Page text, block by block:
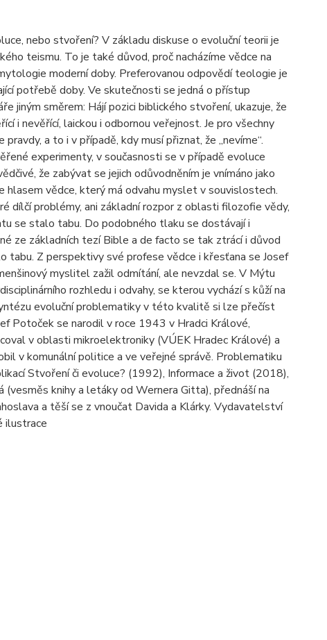
nebo stvoření? V základu diskuse o evoluční teorii je
teismu. To je také důvod, proč nacházíme vědce na
moderní doby. Preferovanou odpovědí teologie je
potřebě doby. Ve skutečnosti se jedná o přístup
jiným směrem: Hájí pozici biblického stvoření, ukazuje, že
i nevěřící, laickou i odbornou veřejnost. Je pro všechny
a to i v případě, kdy musí přiznat, že „nevíme“.
expe­rimenty, v současnosti se v případě evoluce
že zabývat se jejich odů­vodněním je vnímáno jako
hlasem vědce, který má odvahu myslet v souvislostech.
dílčí problémy, ani základní rozpor z oblasti filozofie vědy,
se stalo tabu. Do podobného tlaku se dostávají i
ze základních tezí Bible a de facto se tak ztrácí i důvod
tabu. Z perspektivy své profese vědce i křesťana se Josef
myslitel zažil odmítání, ale nevzdal se. V Mýtu
rozhledu i odvahy, se kterou vychází s kůží na
evoluční problematiky v této kvalitě si lze přečíst
Potoček se narodil v roce 1943 v Hradci Králové,
v oblasti mikroelektroniky (VÚEK Hradec Králové) a
v komunální politice a ve veřejné správě. Problematiku
Stvoření či evoluce? (1992), Informace a život (2018),
knihy a letáky od Wernera Gitta), přednáší na
a těší se z vnoučat Davida a Klárky. Vydavatelství
ilustrace